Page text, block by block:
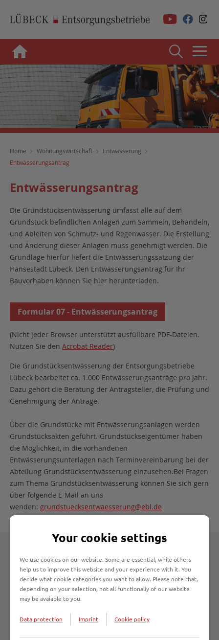
Home Wohnungswirtschaft
Entwässerung
Entwässerungsantrag
Entwässerungsantrag
Die Grundstücksentwässerung umfasst alle auf dem
Grundstück befindlichen Anlagen zum Sammeln, Behandeln,
und Ableiten von Schmutz- und Regenwasser. Die Erstellung
und Änderung dieser Anlagen muss genehmigt werden. Die
Grundlage hierfür liefert die Entwässerungssatzung der
Hansestadt Lübeck. Den Entwässerungsantrag für Ihr
Bauvorhaben können Sie hier herunterladen.
Formular 07 - Entwässerungsantrag
(Nicht jeder Browser unterstützt ausfüllbare PDF-Dateien.
Nutzen Sie den Acrobat Reader)
Die Grundstücksentwässerung der Entsorgungsbetriebe
Lübeck bearbeitet ca. 1.000 Entwässerungsanträge pro Jahr.
Dazu gehört die Beratung der Antragsteller, die Prüfung und
Genehmigung der Anträge.
Über die Grundstücke mit Entwässerungsanlagen werden
Grundstücksakten geführt. Grundstückseigentümer haben
die Möglichkeit, in die vorhandenen
Entwässerungsunterlagen nach Terminvereinbarung bei der
Abteilung Grundstücksentwässerung einzusehen.Bei Fragen
zum Thema Grundstücksentwässerung können Sie sich gern
über folgende E-Mail an uns
wenden: grundstuecksentwaesserung@ebl.de
Weitere Informationen
Satzung Entwässerung
Infoblätter zum Thema Entwässerung
Your cookie settings
We use cookies on our website. Some are essential, while others
help us to improve this website and your experience with it. You
decide what cookie categories you want to allow. Please note that,
depending on your selection, not all functionaliy of our website
may be avaiable to you.
Data protection Imprint Cookie policy